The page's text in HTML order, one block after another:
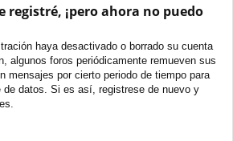
registré, ¡pero ahora no puedo
haya desactivado o borrado su cuenta
algunos foros periódicamente remueven sus
mensajes por cierto periodo de tiempo para
de datos. Si es así, registrese de nuevo y